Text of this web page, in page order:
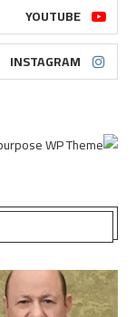
YOUTUBE
INSTAGRAM